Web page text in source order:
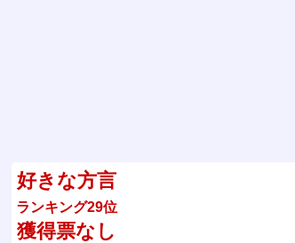
好きな方言
ランキング29位
獲得票なし